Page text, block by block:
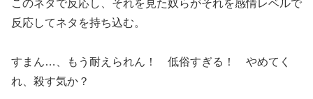
このネタで反応し、それを見た奴らがそれを感情レベルで
反応してネタを持ち込む。
すまん…、もう耐えられん！ 低俗すぎる！ やめてく
れ、殺す気か？